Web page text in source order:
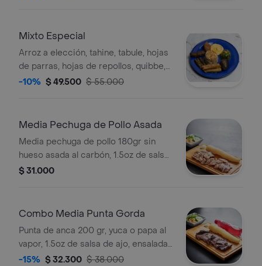
Mixto Especial
Arroz a elección, tahine, tabule, hojas
de parras, hojas de repollos, quibbe,
kafta asada, berenjena rellena.
-10% $ 49.500 $ 55.000
Media Pechuga de Pollo Asada
Media pechuga de pollo 180gr sin
hueso asada al carbón, 1.5oz de salsa
de ajo, ensalada y yuca.
$ 31.000
Combo Media Punta Gorda
Punta de anca 200 gr, yuca o papa al
vapor, 1.5oz de salsa de ajo, ensalada
y bebida a elección.
-15% $ 32.300 $ 38.000